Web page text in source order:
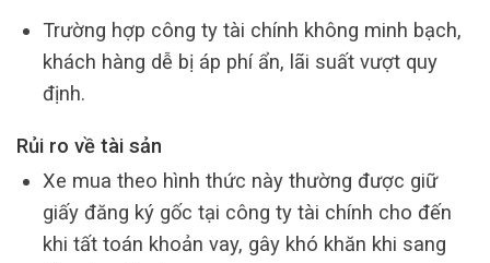
Trường hợp công ty tài chính không minh bạch,
khách hàng dễ bị áp phí ẩn, lãi suất vượt quy
định.
Rủi ro về tài sản
Xe mua theo hình thức này thường được giữ
giấy đăng ký gốc tại công ty tài chính cho đến
khi tất toán khoản vay, gây khó khăn khi sang